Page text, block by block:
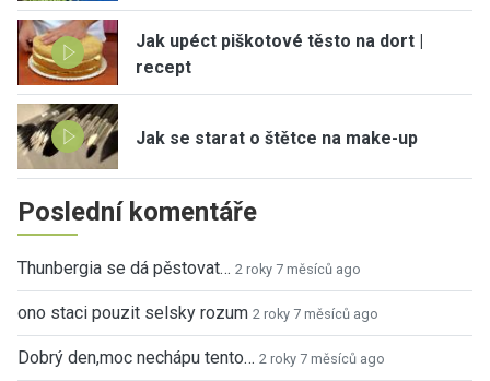
Jak upéct piškotové těsto na dort |
recept
Jak se starat o štětce na make-up
Poslední komentáře
Thunbergia se dá pěstovat… 2 roky 7 měsíců ago
ono staci pouzit selsky rozum 2 roky 7 měsíců ago
Dobrý den,moc nechápu tento… 2 roky 7 měsíců ago